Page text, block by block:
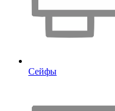
Сейфы